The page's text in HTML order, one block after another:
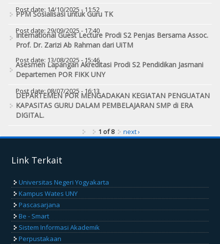
Post date:14/10/2025 - 11:52
PPM Sosialisasi untuk Guru TK
Post date: 29/09/2025 - 17:40
International Guest Lecture Prodi S2 Penjas Bersama Assoc.
Prof. Dr. Zarizi Ab Rahman dari UiTM
Post date: 13/08/2025 - 15:46
Asesmen Lapangan Akreditasi Prodi S2 Pendidikan Jasmani
Departemen POR FIKK UNY
Post date:08/07/2025 - 16:13
DEPARTEMEN POR MENGADAKAN KEGIATAN PENGUATAN
KAPASITAS GURU DALAM PEMBELAJARAN SMP di ERA
DIGITAL.
1 of 8 next ›
Link Terkait
Universitas Negeri Yogyakarta
Kampus Wates UNY
Pascasarjana
Be - Smart
Sistem Informasi Akademik
Perpustakaan